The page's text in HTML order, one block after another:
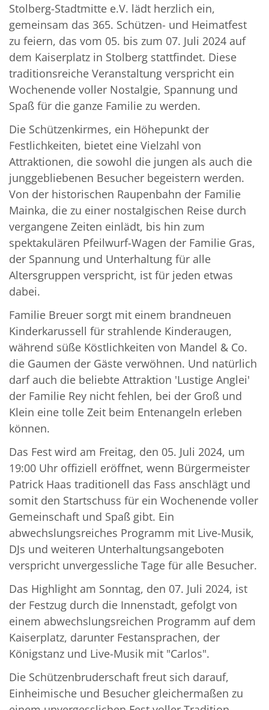
Stolberg-Stadtmitte e.V. lädt herzlich ein,
gemeinsam das 365. Schützen- und Heimatfest
zu feiern, das vom 05. bis zum 07. Juli 2024 auf
dem Kaiserplatz in Stolberg stattfindet. Diese
traditionsreiche Veranstaltung verspricht ein
Wochenende voller Nostalgie, Spannung und
Spaß für die ganze Familie zu werden.
Die Schützenkirmes, ein Höhepunkt der
Festlichkeiten, bietet eine Vielzahl von
Attraktionen, die sowohl die jungen als auch die
junggebliebenen Besucher begeistern werden.
Von der historischen Raupenbahn der Familie
Mainka, die zu einer nostalgischen Reise durch
vergangene Zeiten einlädt, bis hin zum
spektakulären Pfeilwurf-Wagen der Familie Gras,
der Spannung und Unterhaltung für alle
Altersgruppen verspricht, ist für jeden etwas
dabei.
Familie Breuer sorgt mit einem brandneuen
Kinderkarussell für strahlende Kinderaugen,
während süße Köstlichkeiten von Mandel & Co.
die Gaumen der Gäste verwöhnen. Und natürlich
darf auch die beliebte Attraktion 'Lustige Anglei'
der Familie Rey nicht fehlen, bei der Groß und
Klein eine tolle Zeit beim Entenangeln erleben
können.
Das Fest wird am Freitag, den 05. Juli 2024, um
19:00 Uhr offiziell eröffnet, wenn Bürgermeister
Patrick Haas traditionell das Fass anschlägt und
somit den Startschuss für ein Wochenende voller
Gemeinschaft und Spaß gibt. Ein
abwechslungsreiches Programm mit Live-Musik,
DJs und weiteren Unterhaltungsangeboten
verspricht unvergessliche Tage für alle Besucher.
Das Highlight am Sonntag, den 07. Juli 2024, ist
der Festzug durch die Innenstadt, gefolgt von
einem abwechslungsreichen Programm auf dem
Kaiserplatz, darunter Festansprachen, der
Königstanz und Live-Musik mit "Carlos".
Die Schützenbruderschaft freut sich darauf,
Einheimische und Besucher gleichermaßen zu